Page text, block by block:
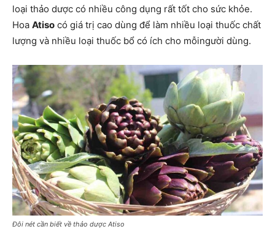
loại thảo dược có nhiều công dụng rất tốt cho sức khỏe.
Hoa Atiso có giá trị cao dùng để làm nhiều loại thuốc chất
lượng và nhiều loại thuốc bổ có ích cho mỗingười dùng.
Đôi nét cần biết về thảo dược Atiso